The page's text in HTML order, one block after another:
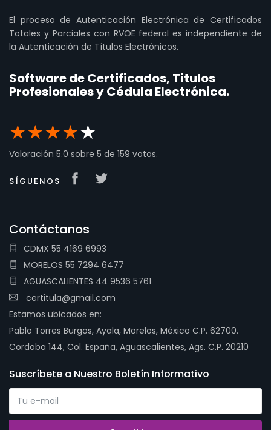
El proceso de Autenticación Electrónica de Certificados
Totales y Parciales con RVOE federal es independiente de
la Autenticación de Títulos Electrónicos.
Software de Certificados, Titulos
Profesionales y Cédula Electrónica.
★★★★★
Valoración 5.0 sobre 5 de 159 votos.
SÍGUENOS
Contáctanos
CDMX 55 4169 6993
MORELOS 55 7294 6477
AGUASCALIENTES 44 9536 5761
certitula@gmail.com
Estamos ubicados en:
Pablo Torres Burgos, Ayala, Morelos, México C.P. 62700.
Cordoba 144, Col. España, Aguascalientes, Ags. C.P. 20210
Suscríbete a Nuestro Boletín Informativo